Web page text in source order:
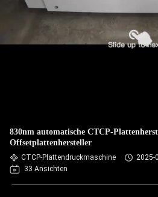
830nm automatische CTCP-
Offsetplattenhersteller
CTCP-Plattendruckmaschine
2025-
33 Ansichten